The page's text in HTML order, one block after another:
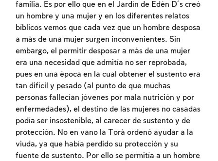
familia. Es por ello que en el Jardín de Edén D´s creó
un hombre y una mujer y en los diferentes relatos
bíblicos vemos que cada vez que un hombre desposa
a más de una mujer surgen inconvenientes. Sin
embargo, el permitir desposar a más de una mujer
era una necesidad que admitía no ser reprobada,
pues en una época en la cual obtener el sustento era
tan difícil y pesado (al punto de que muchas
personas fallecían jóvenes por mala nutrición y por
enfermedades), el destino de las mujeres no casadas
podía ser insostenible, al carecer de sustento y de
protección. No en vano la Torá ordenó ayudar a la
viuda, ya que había perdido su protección y su
fuente de sustento. Por ello se permitía a un hombre